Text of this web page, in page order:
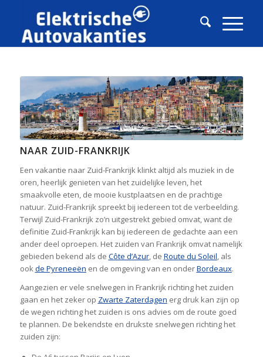
NAAR ZUID-FRANKRIJK
Een vakantie naar Zuid-Frankrijk klinkt altijd als muziek in de
oren, heerlijk genieten van het zuidelijke leven, het
smaakvolle eten, de mooie kustplaatsen en de prachtige
natuur. Zuid-Frankrijk spreekt bij iedereen tot de verbeelding.
Terwijl Zuid-Frankrijk zo’n uitgestrekt gebied omvat, want de
definitie Zuid-Frankrijk kan bij iedereen de gedachte aan een
ander deel oproepen. Het zuiden van Frankrijk omvat namelijk
gebieden bekend als de Côte d’Azur, de Route du Soleil, als
ookde Pyreneeën en de omgeving van en onderBordeaux.
Aangezien er vele snelwegen in Frankrijk richting het zuiden
gaan en het zeker op Zwarte Zaterdagen erg druk kan zijn op
de wegen richting het zuiden is ons advies om de route goed
te plannen. De bekendste en drukste snelwegen richting het
zuiden zijn: